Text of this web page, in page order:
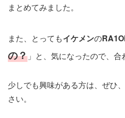
まとめてみました。
また、とってもイケメンの
の？ 」と、気になったので、合
少しでも興味がある方は、ぜひ
さい。